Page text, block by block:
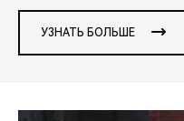
УЗНАТЬ БОЛЬШЕ